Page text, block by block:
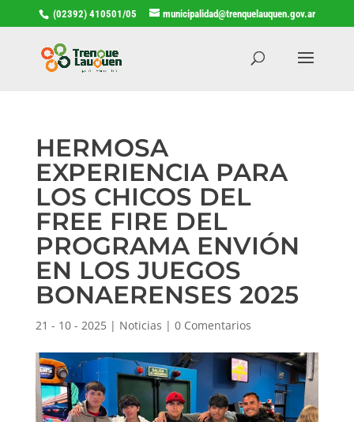
(02392) 410501/05 municipalidad@trenquelauquen.gov.ar
HERMOSA
EXPERIENCIA PARA
LOS CHICOS DEL
FREE FIRE DEL
PROGRAMA ENVIÓN
EN LOS JUEGOS
BONAERENSES 2025
21 - 10 - 2025| Noticias | 0 Comentarios